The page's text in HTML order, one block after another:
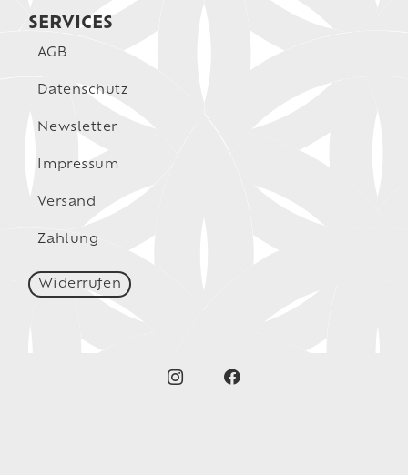
SERVICES
AGB
Datenschutz
Newsletter
Impressum
Versand
Zahlung
Widerrufen